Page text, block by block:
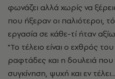
φωνάζει αλλά χωρίς να
που ήξεραν οι παλιότεροι,
εργασία σε κάθε-τί ήταν
"Το τέλειο είναι ο εχθρός
ραφτάδες και η δουλειά που
συγκίνηση, ψυχή και εν